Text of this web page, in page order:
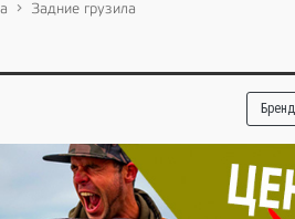
Задние грузила
Бренд